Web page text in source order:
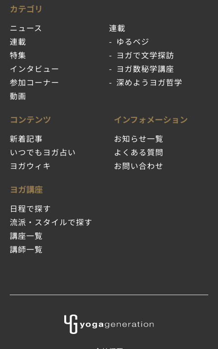
カテゴリ
ニュース
連載
特集
インタビュー
参加コーナー
動画
連載
ゆるベジ
ヨガで文学探訪
ヨガ数秘学講座
深めようヨガ哲学
コンテンツ
新着記事
いつでもヨガ占い
ヨガウィキ
ヨガ講座
日程で探す
流派・スタイルで探す
講座一覧
講師一覧
インフォメーション
お知らせ一覧
よくある質問
お問い合わせ